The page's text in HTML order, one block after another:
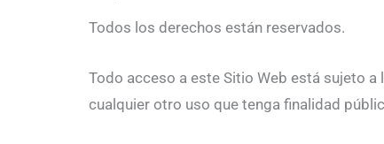
Todos los derechos están reservados.
Todo acceso a este Sitio Web está sujeto
cualquier otro uso que tenga finalidad